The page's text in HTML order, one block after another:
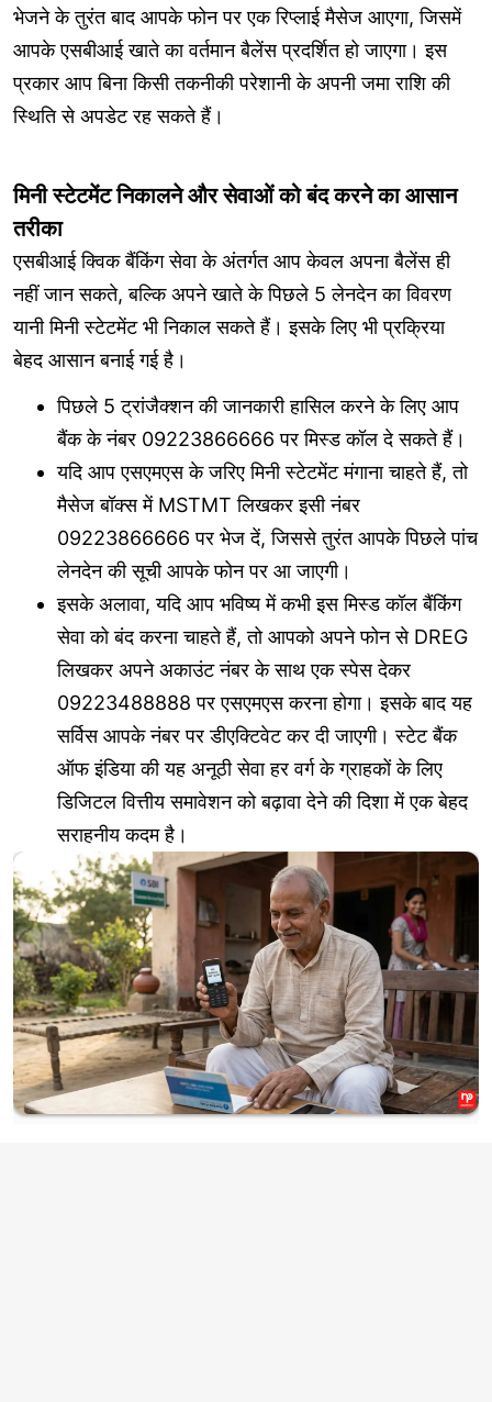
भेजने के तुरंत बाद आपके फोन पर एक रिप्लाई मैसेज आएगा, जिसमें
आपके एसबीआई खाते का वर्तमान बैलेंस प्रदर्शित हो जाएगा। इस
प्रकार आप बिना किसी तकनीकी परेशानी के अपनी जमा राशि की
स्थिति से अपडेट रह सकते हैं।
मिनी स्टेटमेंट निकालने और सेवाओं को बंद करने का आसान
तरीका
एसबीआई क्विक बैंकिंग सेवा के अंतर्गत आप केवल अपना बैलेंस ही
नहीं जान सकते, बल्कि अपने खाते के पिछले 5 लेनदेन का विवरण
यानी मिनी स्टेटमेंट भी निकाल सकते हैं। इसके लिए भी प्रक्रिया
बेहद आसान बनाई गई है।
पिछले 5 ट्रांजैक्शन की जानकारी हासिल करने के लिए आप
बैंक के नंबर 09223866666 पर मिस्ड कॉल दे सकते हैं।
यदि आप एसएमएस के जरिए मिनी स्टेटमेंट मंगाना चाहते हैं, तो
मैसेज बॉक्स में MSTMT लिखकर इसी नंबर
09223866666 पर भेज दें, जिससे तुरंत आपके पिछले पांच
लेनदेन की सूची आपके फोन पर आ जाएगी।
इसके अलावा, यदि आप भविष्य में कभी इस मिस्ड कॉल बैंकिंग
सेवा को बंद करना चाहते हैं, तो आपको अपने फोन से DREG
लिखकर अपने अकाउंट नंबर के साथ एक स्पेस देकर
09223488888 पर एसएमएस करना होगा। इसके बाद यह
सर्विस आपके नंबर पर डीएक्टिवेट कर दी जाएगी। स्टेट बैंक
ऑफ इंडिया की यह अनूठी सेवा हर वर्ग के ग्राहकों के लिए
डिजिटल वित्तीय समावेशन को बढ़ावा देने की दिशा में एक बेहद
सराहनीय कदम है।